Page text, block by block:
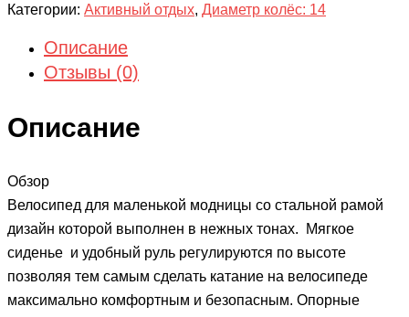
Категории: Активный отдых, Диаметр колёс: 14
Описание
Отзывы (0)
Описание
Обзор
Велосипед для маленькой модницы со стальной рамой
дизайн которой выполнен в нежных тонах. Мягкое
сиденье и удобный руль регулируются по высоте
позволяя тем самым сделать катание на велосипеде
максимально комфортным и безопасным. Опорные